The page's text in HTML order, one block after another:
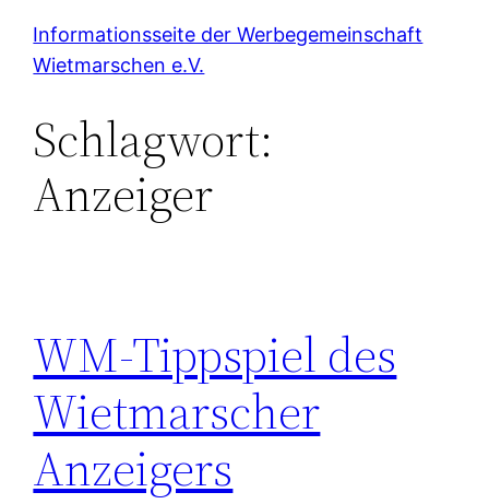
Zum
Inhalt
Informationsseite der Werbegemeinschaft
Wietmarschen e.V.
Schlagwort:
Anzeiger
WM-Tippspiel des
Wietmarscher
Anzeigers